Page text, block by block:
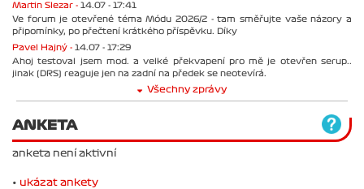
Martin Slezar - 14.07 - 17:41
Ve forum je otevřené téma Módu 2026/2 - tam směřujte vaše názory a
připomínky, po přečtení krátkého příspěvku. Díky
Pavel Hajný - 14.07 - 17:29
Ahoj testoval jsem mod. a velké překvapení pro mě je otevřen serup..
jinak (DRS) reaguje jen na zadní na předek se neotevírá.
Všechny zprávy
ANKETA
anketa není aktivní
• ukázat ankety